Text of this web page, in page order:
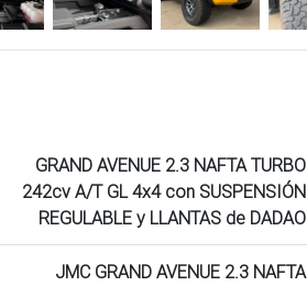
GRAND AVENUE 2.3 NAFTA TURBO
242cv A/T GL 4x4 con SUSPENSIÓN
REGULABLE y LLANTAS de DADAO
JMC GRAND AVENUE 2.3 NAFTA